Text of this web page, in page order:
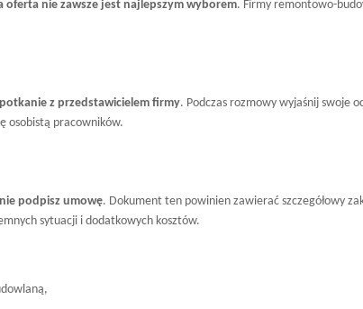
oferta nie zawsze jest najlepszym wyborem. Firmy remontowo-
z przedstawicielem firmy. Podczas rozmowy wyjaśnij swoje
osobistą pracowników.
podpisz umowę. Dokument ten powinien zawierać szczegółowy
sytuacji i dodatkowych kosztów.